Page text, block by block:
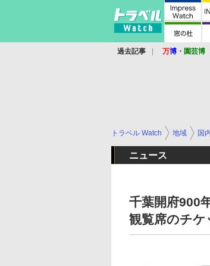
過去記事 万博 ・ 園芸博
トラベル Watch 地域 国
ニュース
千葉開府900
観覧席のチケ